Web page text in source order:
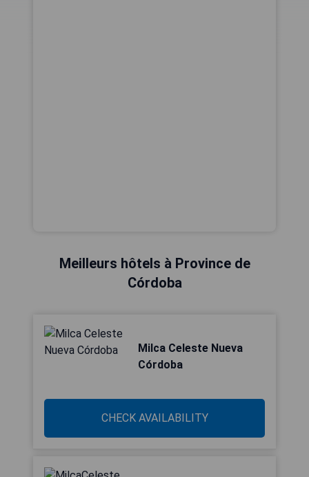
Meilleurs hôtels à Province de
Córdoba
Milca Celeste Nueva
Córdoba
CHECK AVAILABILITY